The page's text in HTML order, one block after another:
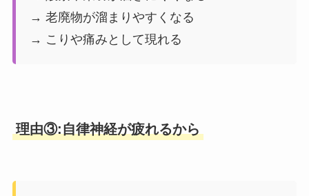
→ 老廃物が溜まりやすくなる
→ こりや痛みとして現れる
理由③:自律神経が疲れるから